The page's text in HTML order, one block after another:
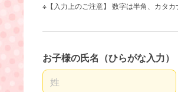
※【入力上のご注意】 数字は半角、カタカ
お子様の氏名（ひらがな入力）
名前の姓